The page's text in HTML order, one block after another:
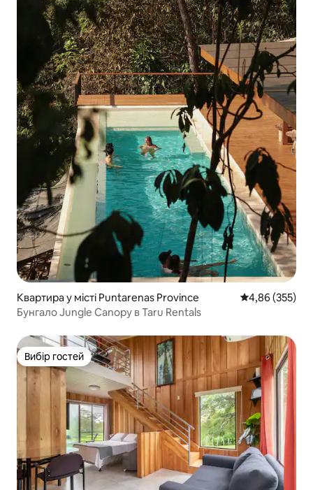
Квартира у місті Puntarenas Province Середня
4,86 (355)
Бунгало Jungle Canopy в Taru Rentals
Вибір гостей
Вибір гостей